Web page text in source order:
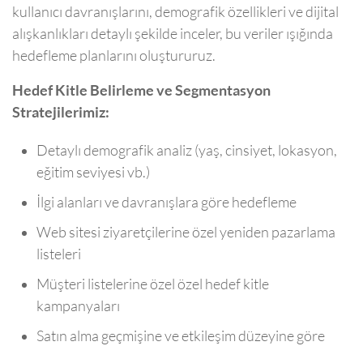
kullanıcı davranışlarını, demografik özellikleri ve dijital
alışkanlıkları detaylı şekilde inceler, bu veriler ışığında
hedefleme planlarını oluştururuz.
Hedef Kitle Belirleme ve Segmentasyon
Stratejilerimiz:
Detaylı demografik analiz (yaş, cinsiyet, lokasyon,
eğitim seviyesi vb.)
İlgi alanları ve davranışlara göre hedefleme
Web sitesi ziyaretçilerine özel yeniden pazarlama
listeleri
Müşteri listelerine özel özel hedef kitle
kampanyaları
Satın alma geçmişine ve etkileşim düzeyine göre